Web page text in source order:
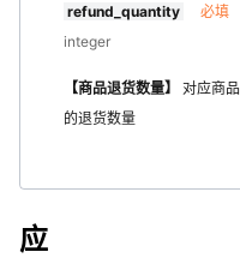
refund_quantity
必填
integer
【商品退货数量】
对应商品
的退货数量
应